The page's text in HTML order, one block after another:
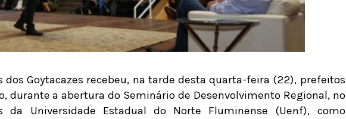
dos Goytacazes recebeu, na tarde desta quarta-feira (22), prefeitos
durante a abertura do Seminário de Desenvolvimento Regional, no
da Universidade Estadual do Norte Fluminense (Uenf), como